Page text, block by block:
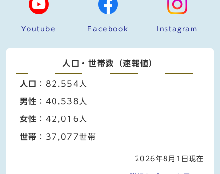
Youtube Facebook Instagram
人口・世帯数（速報値）
人口 ：82,554人
男性 ：40,538人
女性 ：42,016人
世帯 ：37,077世帯
2026年8月1日現在